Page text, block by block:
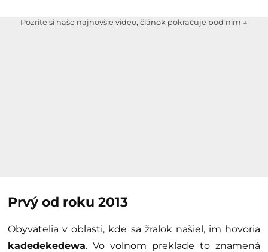
Pozrite si naše najnovšie video, článok pokračuje pod ním ↓
Prvý od roku 2013
Obyvatelia v oblasti, kde sa žralok našiel, im hovoria
kadedekedewa. Vo voľnom preklade to znamená